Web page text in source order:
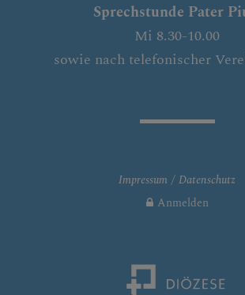
Sprechstunde Pater
Mi 8.30-10.00
sowie nach telefonischer
Impressum
Datenschutz
Anmelden